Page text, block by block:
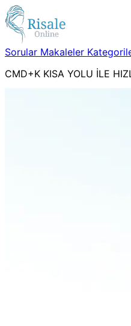
Sorular Makaleler
CMD+K KISA YOLU İLE